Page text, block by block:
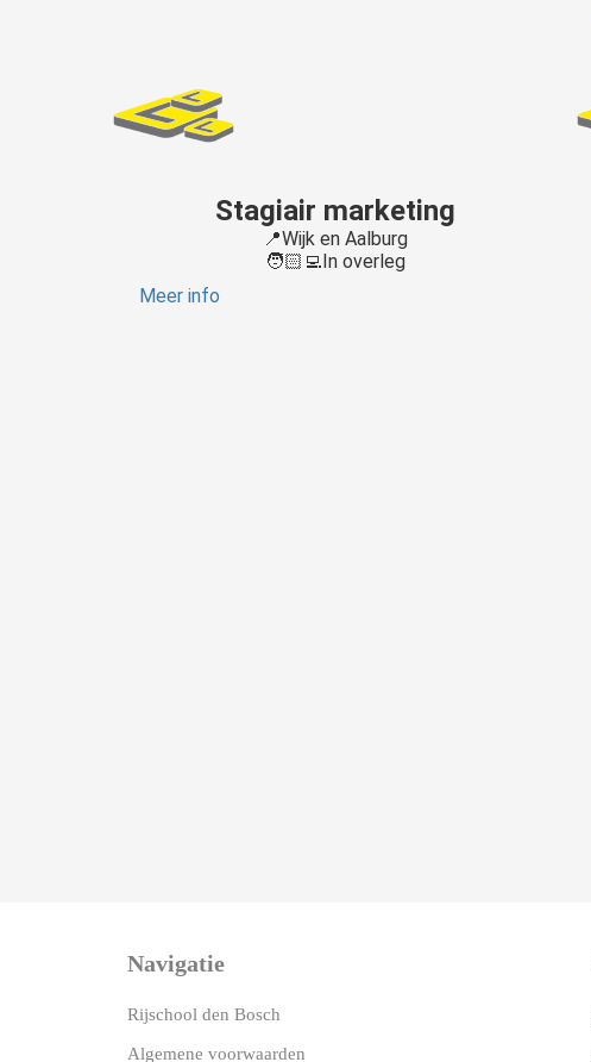
Stagiair marketing
📍Wijk en Aalburg
🧑🏻‍💻In overleg
Meer info
Navigatie
Rijschool den Bosch
Algemene voorwaarden